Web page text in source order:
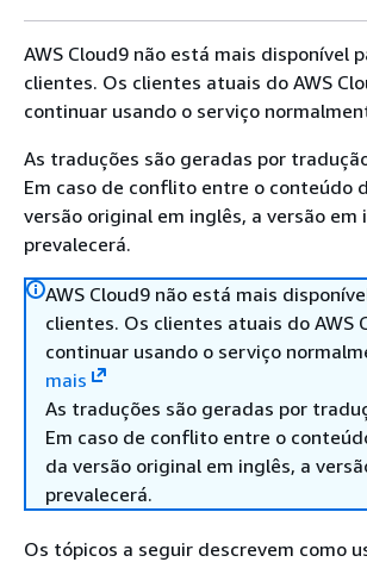
AWS Cloud9 não está mais disponível
clientes. Os clientes atuais do AWS
continuar usando o serviço
As traduções são geradas por
Em caso de conflito entre o conteúdo
versão original em inglês, a versão em
prevalecerá.
AWS Cloud9 não está mais
clientes. Os clientes atuais do AWS
continuar usando o serviço
mais
As traduções são geradas por
Em caso de conflito entre o
da versão original em inglês, a
prevalecerá.
Os tópicos a seguir descrevem como